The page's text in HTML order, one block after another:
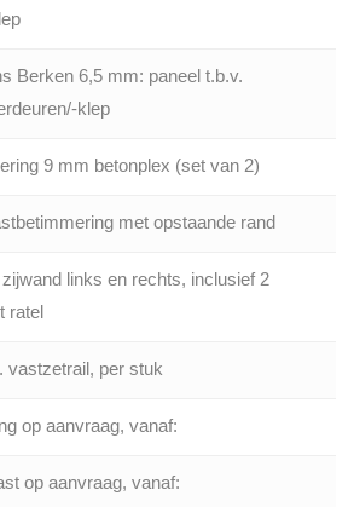
Berken 6,5 mm: paneel t.b.v.
klep
9 mm betonplex (set van 2)
met opstaande rand
links en rechts, inclusief 2
ratel
vastzetrail, per stuk
op aanvraag, vanaf:
op aanvraag, vanaf: